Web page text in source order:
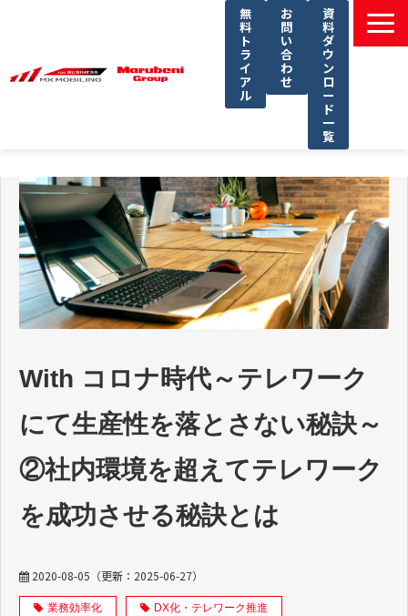
無
料
ト
ラ
イ
ア
ル
お
問
い
合
わ
せ
資
料
ダ
ウ
ン
ロ
ー
ド
一
覧
課題別ソリューション一覧
サービス一覧
導入事例
セミナー
コラム
よくあるご質問
With コロナ時代～テレワーク
にて生産性を落とさない秘訣～
②社内環境を超えてテレワーク
を成功させる秘訣とは
2020-08-05 （更新： 2025-06-27）
業務効率化 DX化・テレワーク推進